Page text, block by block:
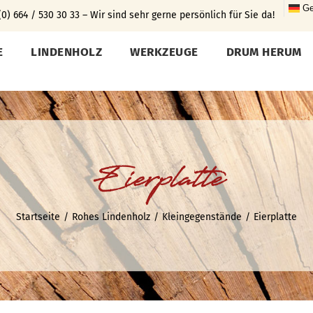
664 / 530 30 33 – Wir sind sehr gerne persönlich für Sie da!
LINDENHOLZ WERKZEUGE DRUM HERUM
Eierplatte
Startseite Rohes Lindenholz Kleingegenstände Eierplatte